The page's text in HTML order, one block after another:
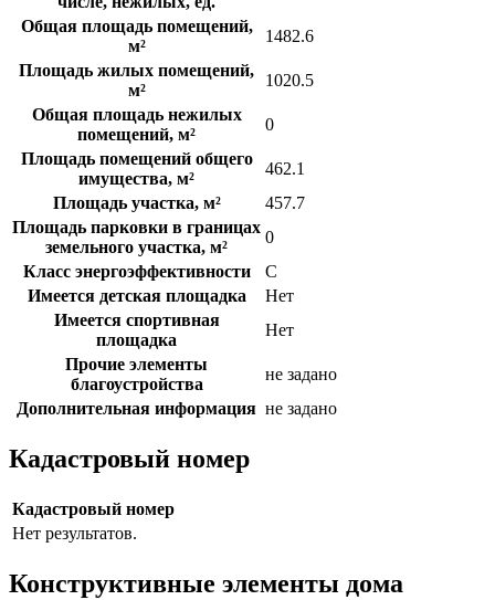
Общая площадь помещений,
м²
1482.6
Площадь жилых помещений,
м²
1020.5
Общая площадь нежилых
помещений, м²
0
Площадь помещений общего
имущества, м²
462.1
Площадь участка, м²
457.7
Площадь парковки в границах
земельного участка, м²
0
Класс энергоэффективности
C
Имеется детская площадка
Нет
Имеется спортивная
площадка
Нет
Прочие элементы
благоустройства
не задано
Дополнительная информация не задано
Кадастровый номер
Кадастровый номер
Нет результатов.
Конструктивные элементы дома